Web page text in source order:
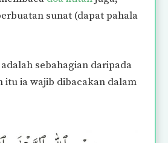
sunat (dapat pahala
adalah sebahagian daripada
itu ia wajib dibacakan dalam